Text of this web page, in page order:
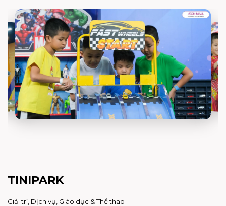
TINIPARK
Giải trí, Dịch vụ, Giáo dục & Thể thao